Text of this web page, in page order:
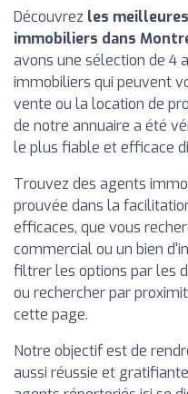
Découvrez les
immobiliers dans
avons une sélection de 4
immobiliers qui peuvent
vente ou la location de
de notre annuaire a été
le plus fiable et efficace
Trouvez des agents
prouvée dans la
efficaces, que vous
commercial ou un bien
filtrer les options par les
ou rechercher par
cette page.
Notre objectif est de
aussi réussie et